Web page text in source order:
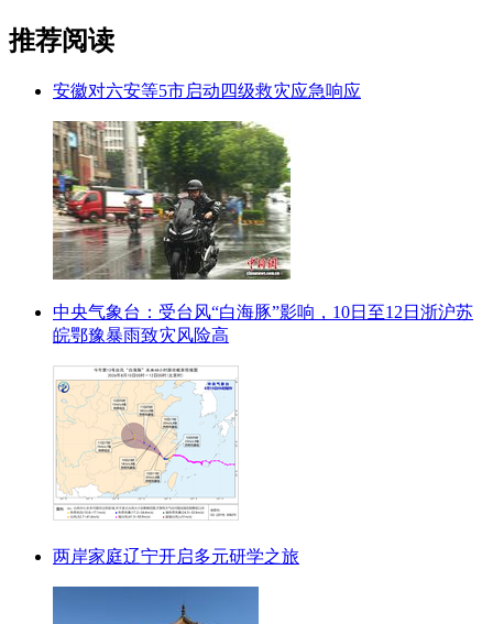
推荐阅读
安徽对六安等5市启动四级救灾应急响应
中央气象台：受台风“白海豚”影响，10日至12日浙沪苏
皖鄂豫暴雨致灾风险高
两岸家庭辽宁开启多元研学之旅